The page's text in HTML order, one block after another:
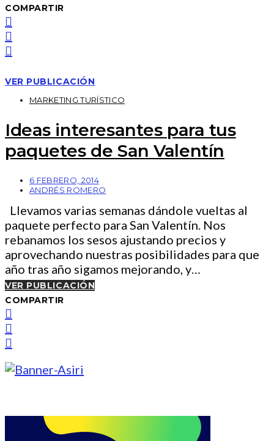
COMPARTIR
VER PUBLICACIÓN
MARKETING TURÍSTICO
Ideas interesantes para tus
paquetes de San Valentín
6 FEBRERO, 2014
ANDRÉS ROMERO
Llevamos varias semanas dándole vueltas al
paquete perfecto para San Valentín. Nos
rebanamos los sesos ajustando precios y
aprovechando nuestras posibilidades para que
año tras año sigamos mejorando, y…
VER PUBLICACIÓN
COMPARTIR